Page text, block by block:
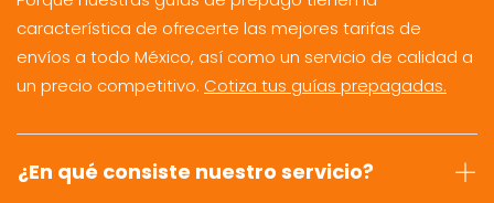
característica de ofrecerte las mejores tarifas de
envíos a todo México, así como un servicio de calidad a
un precio competitivo. Cotiza tus guías prepagadas.
¿En qué consiste nuestro servicio?